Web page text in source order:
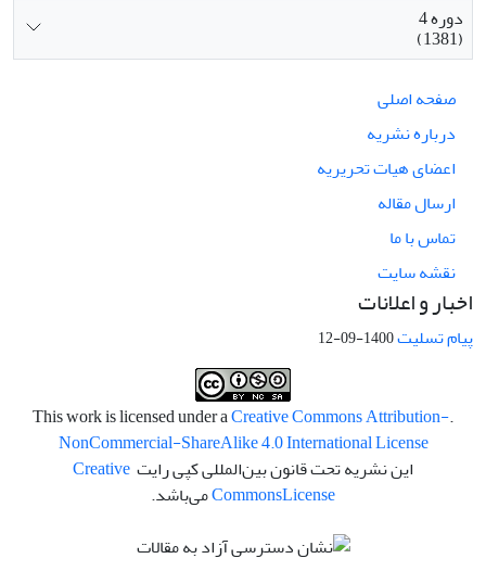
دوره 4
(1381)
صفحه اصلی
درباره نشریه
اعضای هیات تحریریه
ارسال مقاله
تماس با ما
نقشه سایت
اخبار و اعلانات
پیام تسلیت1400-09-12
.This work is licensed under a
Creative Commons Attribution-
NonCommercial-ShareAlike 4.0 International License
این نشریه تحت قانون بین‌المللی کپی رایت Creative
CommonsLicense می‌باشد.